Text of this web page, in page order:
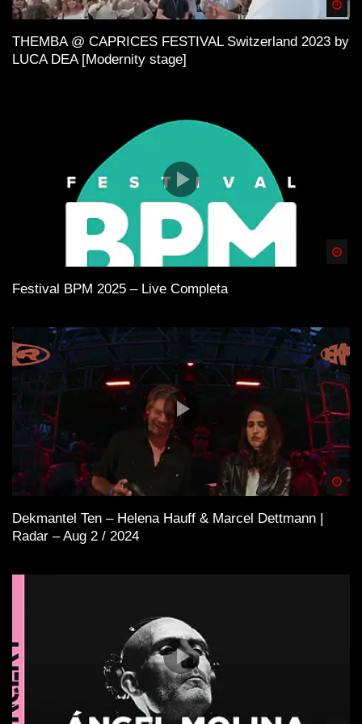
THEMBA @ CAPRICES FESTIVAL Switzerland 2023 by
LUCA DEA [Modernity stage]
Festival BPM 2025 – Live Completa
Dekmantel Ten – Helena Hauff & Marcel Dettmann |
Radar – Aug 2 / 2024